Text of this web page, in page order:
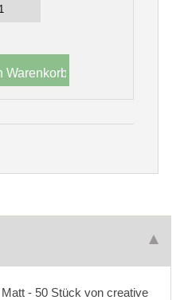
- 50 Stück von creative